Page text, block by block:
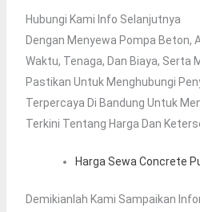
Hubungi Kami Info Selanjutnya
Dengan Menyewa Pompa Beton,
Waktu, Tenaga, Dan Biaya, Serta
Pastikan Untuk Menghubungi
Terpercaya Di Bandung Untuk
Terkini Tentang Harga Dan
Harga Sewa Concrete
Demikianlah Kami Sampaikan